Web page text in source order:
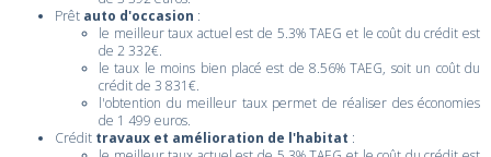
Prêt auto d'occasion :
le meilleur taux actuel est de 5.3% TAEG et le coût du crédit est
de 2 332€.
le taux le moins bien placé est de 8.56% TAEG, soit un coût du
crédit de 3 831€.
l'obtention du meilleur taux permet de réaliser des économies
de 1 499 euros.
Crédit travaux et amélioration de l'habitat :